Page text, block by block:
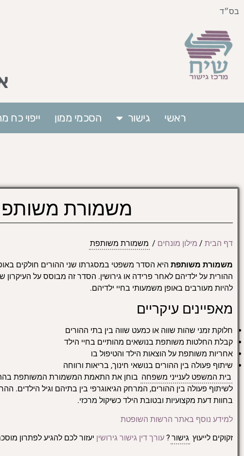
בס״ד
ראשי גישור הסכמי ממון ייפוי כח
משמורת
דף הבית / מילון מונחים / משמורת משותפת
משמורת משותפת היא הסדר משפטי במסגרתו שני ההורים חולקים
ההורית על ילדיהם לאחר פרידה או גירושין. הסדר זה מבוסס על
להיות מעורבים באופן משמעותי בחיי ילדיהם.
מאפיינים עיקריים
חלוקת זמני שהות שווה או כמעט שווה בין בתי ההורים
קבלת החלטות משותפת בנושאים מהותיים בחיי הילד
אחריות משותפת על הוצאות הילד והטיפול בו
שיתוף פעולה בין ההורים בנושאי חינוך, בריאות ורווחה
בית המשפט לענייני משפחה בוחן את התאמת המשמורת המשותפת
לשיתוף פעולה בין ההורים, המרחק הגיאוגרפי בין בתיהם וגיל
בחוות דעת מקצועיות ובטובת הילד כשיקול מרכזי.
למידע נוסף באתר הרשות השופטת
זקוקים לייעוץ גישור ? עורך דין גישור גירושין יעזור לכם להגיע לפתרון